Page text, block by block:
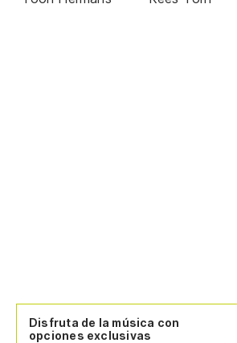
Disfruta de la música con
opciones exclusivas